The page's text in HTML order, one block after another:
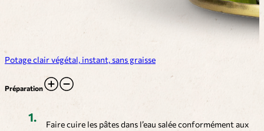
Potage clair végétal, instant, sans graisse
Préparation
Faire cuire les pâtes dans l’eau salée conformément aux